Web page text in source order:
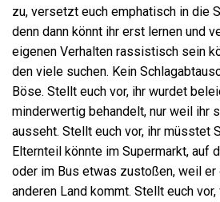
zu, versetzt euch emphatisch in die
denn dann könnt ihr erst lernen und
eigenen Verhalten rassistisch sein
den viele suchen. Kein
Böse. Stellt euch vor, ihr wurdet
minderwertig behandelt, nur weil ihr
ausseht. Stellt euch vor, ihr müsstet
Elternteil könnte im Supermarkt, auf
oder im Bus etwas zustoßen, weil
anderen Land kommt. Stellt euch